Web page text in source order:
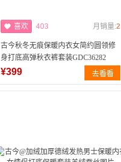
喜欢 403 月销量:2
古今秋冬无痕保暖内衣女简约圆领修
身打底高弹秋衣裤套装GDC36282
¥399